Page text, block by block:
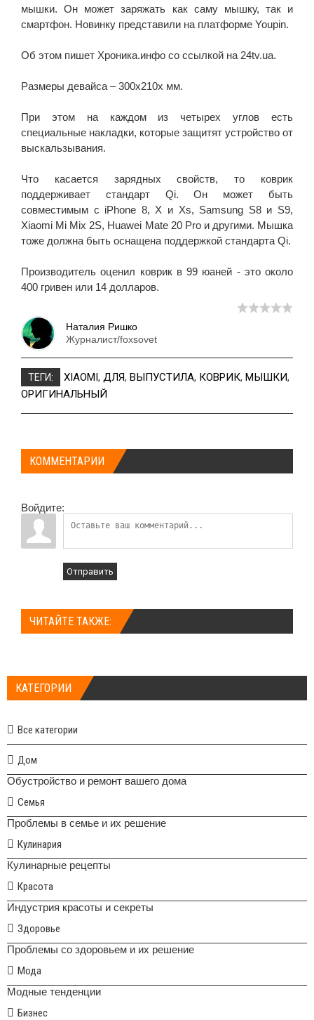
мышки. Он может заряжать как саму мышку, так и
смартфон. Новинку представили на платформе Youpin.
Об этом пишет Хроника.инфо со ссылкой на 24tv.ua.
Размеры девайса – 300x210x мм.
При этом на каждом из четырех углов есть
специальные накладки, которые защитят устройство от
выскальзывания.
Что касается зарядных свойств, то коврик
поддерживает стандарт Qi. Он может быть
совместимым с iPhone 8, X и Xs, Samsung S8 и S9,
Xiaomi Mi Mix 2S, Huawei Mate 20 Pro и другими. Мышка
тоже должна быть оснащена поддержкой стандарта Qi.
Производитель оценил коврик в 99 юаней - это около
400 гривен или 14 долларов.
Наталия Ришко
Журналист/foxsovet
ТЕГИ: XIAOMI, ДЛЯ, ВЫПУСТИЛА, КОВРИК, МЫШКИ,
ОРИГИНАЛЬНЫЙ
КОММЕНТАРИИ
Войдите:
Отправить
ЧИТАЙТЕ ТАКЖЕ:
КАТЕГОРИИ
Все категории
Дом
Обустройство и ремонт вашего дома
Семья
Проблемы в семье и их решение
Кулинария
Кулинарные рецепты
Красота
Индустрия красоты и секреты
Здоровье
Проблемы со здоровьем и их решение
Мода
Модные тенденции
Бизнес